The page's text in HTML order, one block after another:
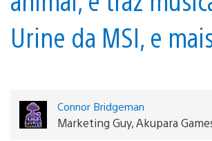
Urine da MSI, e
Connor Bridgeman
Marketing Guy, Akupara